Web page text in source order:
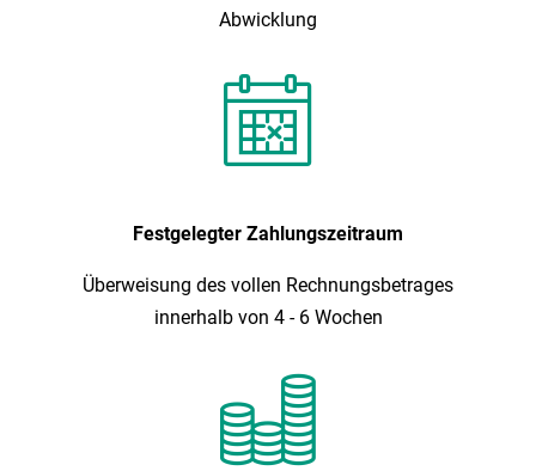
Abwicklung
Festgelegter Zahlungszeitraum
Überweisung des vollen Rechnungsbetrages
innerhalb von 4 - 6 Wochen